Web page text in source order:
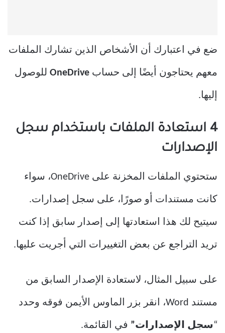
ضع في اعتبارك أن الأشخاص الذين تشارك الملفات
معهم يحتاجون أيضًا إلى حساب OneDrive للوصول
إليها.
4 استعادة الملفات باستخدام سجل
الإصدارات
ستحتوي الملفات المخزنة على OneDrive، سواء
كانت مستندات أو صورًا، على سجل إصدارات.
سيتيح لك هذا استعادتها إلى إصدار سابق إذا كنت
تريد التراجع عن بعض التغييرات التي أجريت عليها.
على سبيل المثال، لاستعادة الإصدار السابق من
مستند Word، انقر بزر الماوس الأيمن فوقه وحدد
“ سجل الإصدارات” في القائمة.